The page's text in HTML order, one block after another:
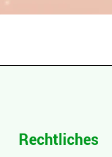
Rechtliches